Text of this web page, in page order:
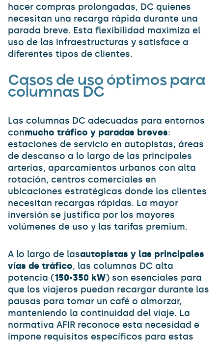
hacer compras prolongadas, DC quienes
necesitan una recarga rápida durante una
parada breve. Esta flexibilidad maximiza el
uso de las infraestructuras y satisface a
diferentes tipos de clientes.
Casos de uso óptimos para
columnas DC
Las columnas DC adecuadas para entornos
conmucho tráfico y paradas breves:
estaciones de servicio en autopistas, áreas
de descanso a lo largo de las principales
arterias, aparcamientos urbanos con alta
rotación, centros comerciales en
ubicaciones estratégicas donde los clientes
necesitan recargas rápidas. La mayor
inversión se justifica por los mayores
volúmenes de uso y las tarifas premium.
A lo largo de lasautopistas y las principales
vías de tráfico, las columnas DC alta
potencia (150-350 kW) son esenciales para
que los viajeros puedan recargar durante las
pausas para tomar un café o almorzar,
manteniendo la continuidad del viaje. La
normativa AFIR reconoce esta necesidad e
impone requisitos específicos para estas